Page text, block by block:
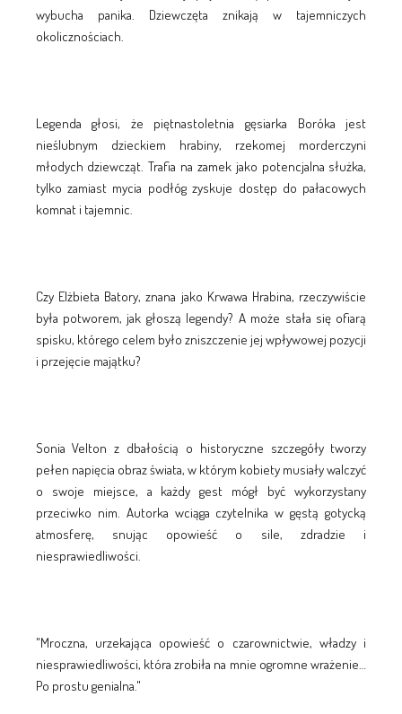
wybucha panika. Dziewczęta znikają w tajemniczych
okolicznościach.
Legenda głosi, że piętnastoletnia gęsiarka Boróka jest
nieślubnym dzieckiem hrabiny, rzekomej morderczyni
młodych dziewcząt. Trafia na zamek jako potencjalna służka,
tylko zamiast mycia podłóg zyskuje dostęp do pałacowych
komnat i tajemnic.
Czy Elżbieta Batory, znana jako Krwawa Hrabina, rzeczywiście
była potworem, jak głoszą legendy? A może stała się ofiarą
spisku, którego celem było zniszczenie jej wpływowej pozycji
i przejęcie majątku?
Sonia Velton z dbałością o historyczne szczegóły tworzy
pełen napięcia obraz świata, w którym kobiety musiały walczyć
o swoje miejsce, a każdy gest mógł być wykorzystany
przeciwko nim. Autorka wciąga czytelnika w gęstą gotycką
atmosferę, snując opowieść o sile, zdradzie i
niesprawiedliwości.
"Mroczna, urzekająca opowieść o czarownictwie, władzy i
niesprawiedliwości, która zrobiła na mnie ogromne wrażenie…
Po prostu genialna."